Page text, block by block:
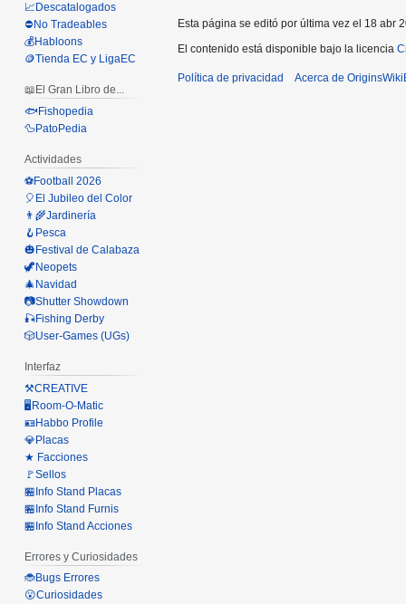
📈Descatalogados
⛔No Tradeables
💰Habloons
🪙Tienda EC y LigaEC
📖El Gran Libro de...
🐟Fishopedia
🦆PatoPedia
Actividades
⚽Football 2026
🎈El Jubileo del Color
👨‍🌾Jardinería
🪝Pesca
🎃Festival de Calabaza
🦖Neopets
🎄Navidad
📷Shutter Showdown
🎣Fishing Derby
🎲User-Games (UGs)
Interfaz
⚒️CREATIVE
🖥️Room-O-Matic
🪪Habbo Profile
💎Placas
★ Facciones
🚩Sellos
🏪Info Stand Placas
🏪Info Stand Furnis
🏪Info Stand Acciones
Errores y Curiosidades
🐞Bugs Errores
😮Curiosidades
Esta página se editó por última vez el 18 abr
El contenido está disponible bajo la licencia
Política de privacidad Acerca de